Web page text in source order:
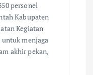
personel
Kabupaten
Kegiatan
menjaga
akhir pekan,